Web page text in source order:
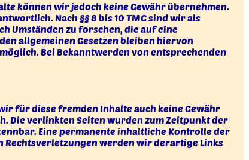
können wir jedoch keine Gewähr übernehmen.
Nach §§ 8 bis 10 TMG sind wir als
Umständen zu forschen, die auf eine
allgemeinen Gesetzen bleiben hiervon
Bei Bekanntwerden von entsprechenden
für diese fremden Inhalte auch keine Gewähr
Die verlinkten Seiten wurden zum Zeitpunkt der
Eine permanente inhaltliche Kontrolle der
Rechtsverletzungen werden wir derartige Links